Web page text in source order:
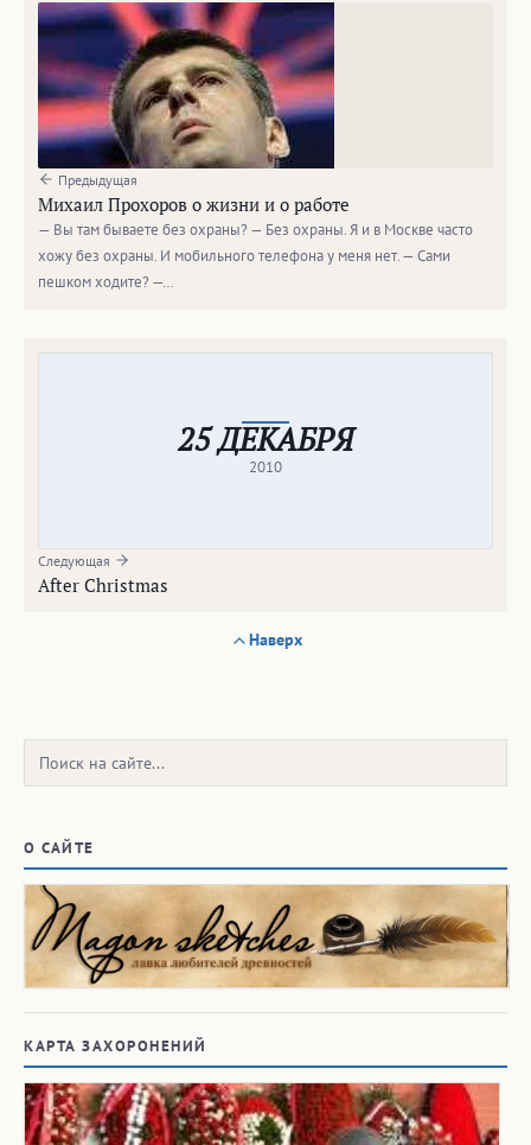
Предыдущая
Михаил Прохоров о жизни и о работе
— Вы там бываете без охраны? — Без охраны. Я и в Москве часто
хожу без охраны. И мобильного телефона у меня нет. — Сами
пешком ходите? —…
25 ДЕКАБРЯ
2010
Следующая
After Christmas
Наверх
Поиск:
О САЙТЕ
КАРТА ЗАХОРОНЕНИЙ